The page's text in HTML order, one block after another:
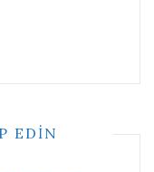
EDIN